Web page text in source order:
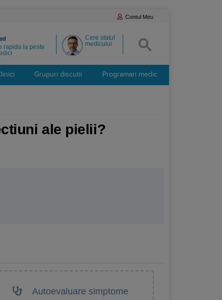
Contul Meu
Cere sfatul
medicului
rapida la peste
Grupuri discutii Programari medic
ale pielii?
Autoevaluare simptome